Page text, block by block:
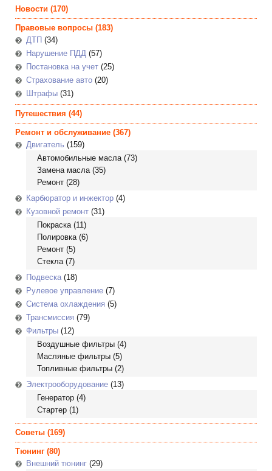
Новости (170)
Правовые вопросы (183)
ДТП (34)
Нарушение ПДД (57)
Постановка на учет (25)
Страхование авто (20)
Штрафы (31)
Путешествия (44)
Ремонт и обслуживание (367)
Двигатель (159)
Автомобильные масла(73)
Замена масла(35)
Ремонт (28)
Карбюратор и инжектор (4)
Кузовной ремонт (31)
Покраска(11)
Полировка(6)
Ремонт (5)
Стекла(7)
Подвеска(18)
Рулевое управление (7)
Система охлаждения (5)
Трансмиссия (79)
Фильтры (12)
Воздушные фильтры (4)
Масляные фильтры (5)
Топливные фильтры (2)
Электрооборудование (13)
Генератор (4)
Стартер (1)
Советы (169)
Тюнинг (80)
Внешний тюнинг (29)